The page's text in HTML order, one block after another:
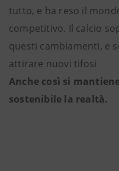
tutto, e ha reso il
competitivo. Il calcio
questi cambiamenti, e
attirare nuovi tifosi
Anche così si
sostenibile la realtà.